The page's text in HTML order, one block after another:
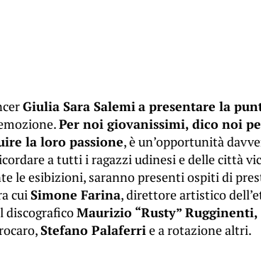
Giulia Sara Salemia presentare la
Per noi giovanissimi, dico noi
la loro passione, è un’opportunità
a tutti i ragazzi udinesi e delle città
le esibizioni, saranno presenti ospiti di
cuiSimone Farina, direttore artistico
discograficoMaurizio “Rusty” Rugginenti,
Stefano Palaferrie a rotazione altri.